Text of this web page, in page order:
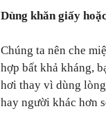
Dùng khăn giấy
Chúng ta nên che
hợp bất khả kháng,
hơi thay vì dùng
hay người khác hơn